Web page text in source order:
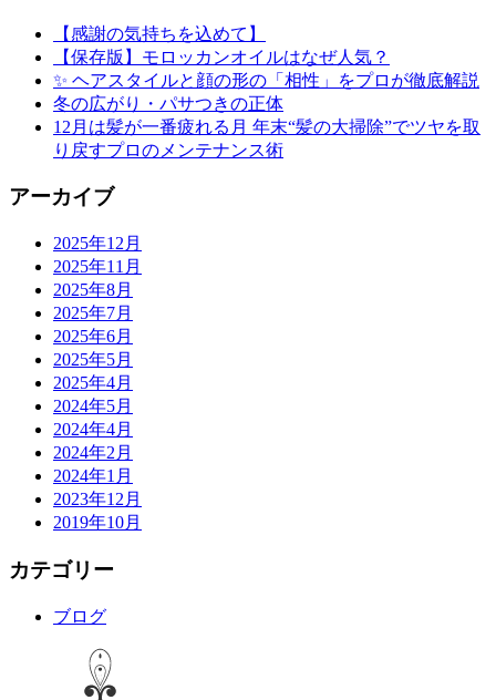
【感謝の気持ちを込めて】
【保存版】モロッカンオイルはなぜ人気？
✨ ヘアスタイルと顔の形の「相性」をプロが徹底解説
冬の広がり・パサつきの正体
12月は髪が一番疲れる月 年末“髪の大掃除”でツヤを取
り戻すプロのメンテナンス術
アーカイブ
2025年12月
2025年11月
2025年8月
2025年7月
2025年6月
2025年5月
2025年4月
2024年5月
2024年4月
2024年2月
2024年1月
2023年12月
2019年10月
カテゴリー
ブログ